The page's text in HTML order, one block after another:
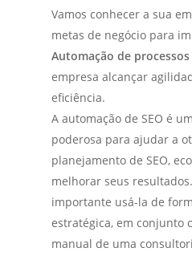
Vamos conhecer a sua
metas de negócio para
Automação de processos
empresa alcançar
eficiência.
A automação de SEO é
poderosa para ajudar a
planejamento de SEO,
melhorar seus
importante usá-la de
estratégica, em conjunto
manual de uma